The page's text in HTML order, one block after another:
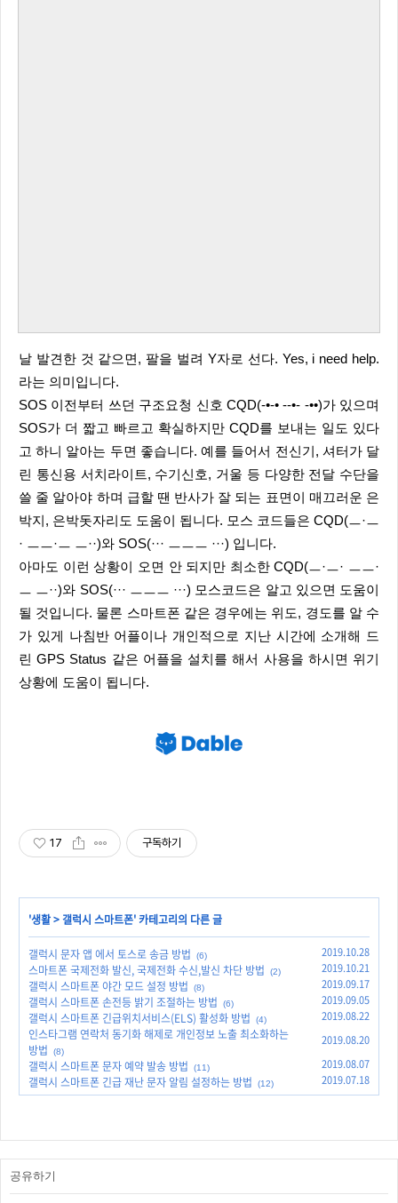
날 발견한 것 같으면, 팔을 벌려 Y자로 선다. Yes, i need help.
라는 의미입니다.
SOS 이전부터 쓰던 구조요청 신호 CQD(-•-• --•- -••)가 있으며
SOS가 더 짧고 빠르고 확실하지만 CQD를 보내는 일도 있다
고 하니 알아는 두면 좋습니다. 예를 들어서 전신기, 셔터가 달
린 통신용 서치라이트, 수기신호, 거울 등 다양한 전달 수단을
쓸 줄 알아야 하며 급할 땐 반사가 잘 되는 표면이 매끄러운 은
박지, 은박돗자리도 도움이 됩니다. 모스 코드들은 CQD(ㅡ·ㅡ
· ㅡㅡ·ㅡ ㅡ··)와 SOS(··· ㅡㅡㅡ ···) 입니다.
아마도 이런 상황이 오면 안 되지만 최소한 CQD(ㅡ·ㅡ· ㅡㅡ·
ㅡ ㅡ··)와 SOS(··· ㅡㅡㅡ ···) 모스코드은 알고 있으면 도움이
될 것입니다. 물론 스마트폰 같은 경우에는 위도, 경도를 알 수
가 있게 나침반 어플이나 개인적으로 지난 시간에 소개해 드
린 GPS Status 같은 어플을 설치를 해서 사용을 하시면 위기
상황에 도움이 됩니다.
17 구독하기
'생활>갤럭시 스마트폰' 카테고리의 다른 글
갤럭시 문자 앱 에서 토스로 송금 방법 (6) 2019.10.28
스마트폰 국제전화 발신, 국제전화 수신,발신 차단 방법 (2) 2019.10.21
갤럭시 스마트폰 야간 모드 설정 방법 (8) 2019.09.17
갤럭시 스마트폰 손전등 밝기 조절하는 방법 (6) 2019.09.05
갤럭시 스마트폰 긴급위치서비스(ELS) 활성화 방법 (4) 2019.08.22
인스타그램 연락처 동기화 해제로 개인정보 노출 최소화하는
방법
(8)
2019.08.20
갤럭시 스마트폰 문자 예약 발송 방법 (11) 2019.08.07
갤럭시 스마트폰 긴급 재난 문자 알림 설정하는 방법 (12) 2019.07.18
공유하기